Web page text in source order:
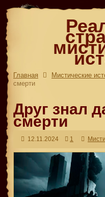
Главная Мистические
смерти
Друг знал
смерти
12.11.2024 1